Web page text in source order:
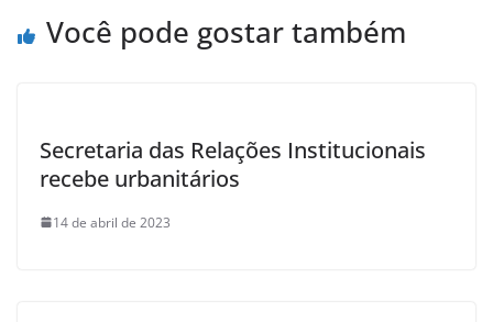
o p
Você pode gostar também
Secretaria das Relações Institucionais
recebe urbanitários
14 de abril de 2023